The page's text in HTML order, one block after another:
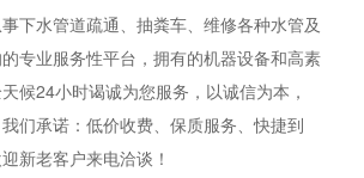
下水管道疏通、抽粪车、维修各种水管及
专业服务性平台，拥有的机器设备和高素
候24小时谒诚为您服务，以诚信为本，
们承诺：低价收费、保质服务、快捷到
新老客户来电洽谈！